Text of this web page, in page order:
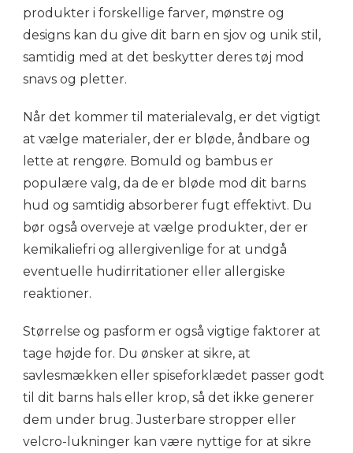
produkter i forskellige farver, mønstre og
designs kan du give dit barn en sjov og unik stil,
samtidig med at det beskytter deres tøj mod
snavs og pletter.
Når det kommer til materialevalg, er det vigtigt
at vælge materialer, der er bløde, åndbare og
lette at rengøre. Bomuld og bambus er
populære valg, da de er bløde mod dit barns
hud og samtidig absorberer fugt effektivt. Du
bør også overveje at vælge produkter, der er
kemikaliefri og allergivenlige for at undgå
eventuelle hudirritationer eller allergiske
reaktioner.
Størrelse og pasform er også vigtige faktorer at
tage højde for. Du ønsker at sikre, at
savlesmækken eller spiseforklædet passer godt
til dit barns hals eller krop, så det ikke generer
dem under brug. Justerbare stropper eller
velcro-lukninger kan være nyttige for at sikre